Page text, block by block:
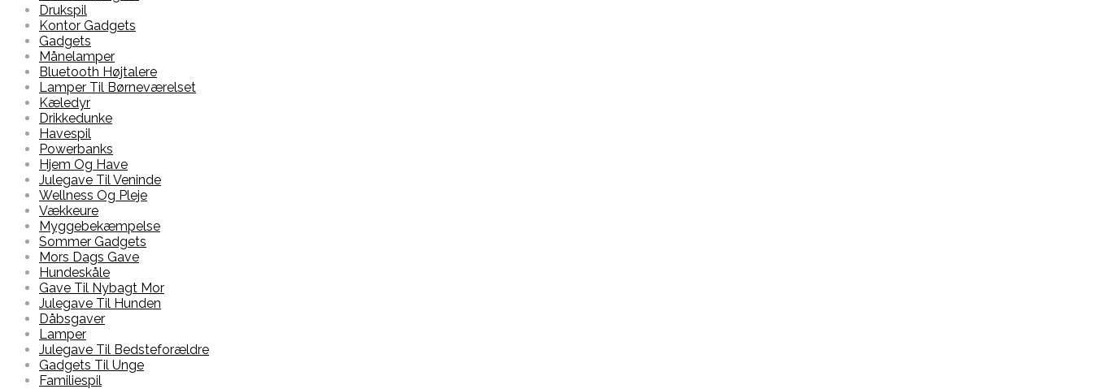
Drukspil
Kontor Gadgets
Gadgets
Månelamper
Bluetooth Højtalere
Lamper Til Børneværelset
Kæledyr
Drikkedunke
Havespil
Powerbanks
Hjem Og Have
Julegave Til Veninde
Wellness Og Pleje
Vækkeure
Myggebekæmpelse
Sommer Gadgets
Mors Dags Gave
Hundeskåle
Gave Til Nybagt Mor
Julegave Til Hunden
Dåbsgaver
Lamper
Julegave Til Bedsteforældre
Gadgets Til Unge
Familiespil